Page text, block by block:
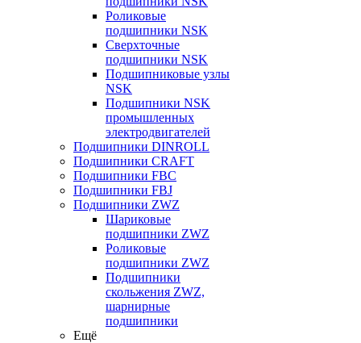
Роликовые
подшипники NSK
Сверхточные
подшипники NSK
Подшипниковые узлы
NSK
Подшипники NSK
промышленных
электродвигателей
Подшипники DINROLL
Подшипники CRAFT
Подшипники FBC
Подшипники FBJ
Подшипники ZWZ
Шариковые
подшипники ZWZ
Роликовые
подшипники ZWZ
Подшипники
скольжения ZWZ,
шарнирные
подшипники
Ещё